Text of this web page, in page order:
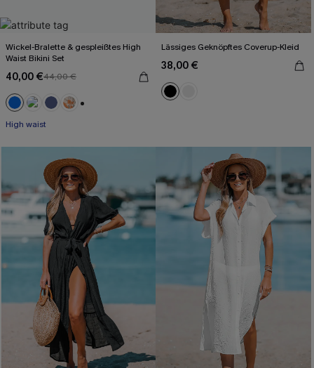
Wickel-Bralette & gespleißtes High
Waist Bikini Set
40,00 €44,00 €
High waist
Lässiges Geknöpftes Coverup-Kleid
38,00 €